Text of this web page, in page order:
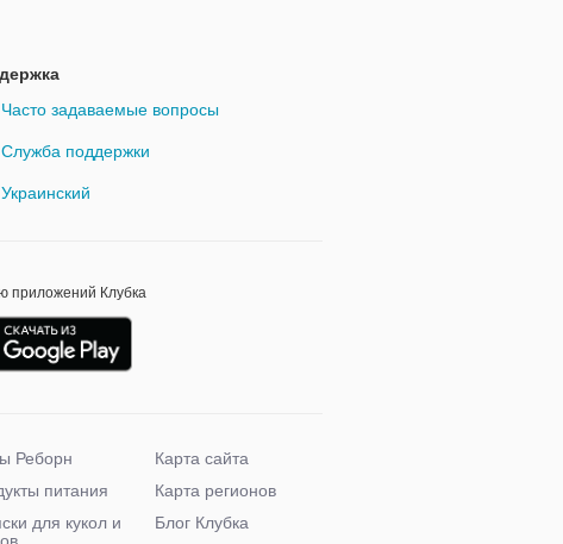
Часто задаваемые вопросы
Служба поддержки
Украинский
приложений Клубка
Реборн
питания
для кукол и
Карта сайта
Карта регионов
Блог Клубка